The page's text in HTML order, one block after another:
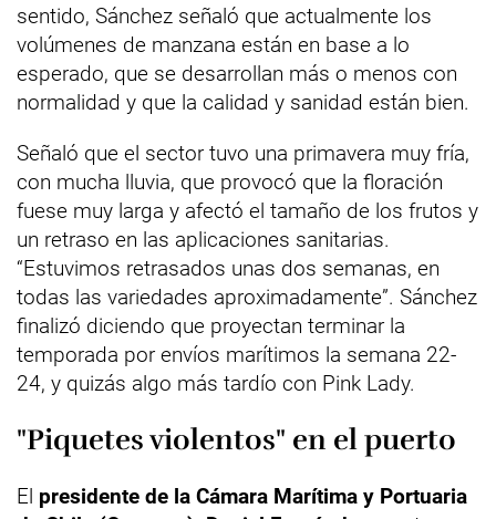
sentido, Sánchez señaló que actualmente los
volúmenes de manzana están en base a lo
esperado, que se desarrollan más o menos con
normalidad y que la calidad y sanidad están bien.
Señaló que el sector tuvo una primavera muy fría,
con mucha lluvia, que provocó que la floración
fuese muy larga y afectó el tamaño de los frutos y
un retraso en las aplicaciones sanitarias.
“Estuvimos retrasados unas dos semanas, en
todas las variedades aproximadamente”. Sánchez
finalizó diciendo que proyectan terminar la
temporada por envíos marítimos la semana 22-
24, y quizás algo más tardío con Pink Lady.
"Piquetes violentos" en el puerto
El presidente de la Cámara Marítima y Portuaria